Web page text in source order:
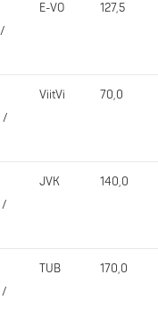
E-VO 127,5
/
ViitVi 70,0
/
JVK 140,0
/
TUB 170,0